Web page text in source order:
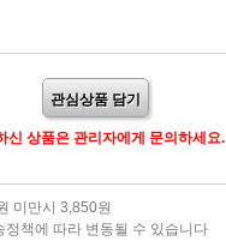
관심상품 담기
신 상품은 관리자에게 문의하세요.
미만시 3,850원
정책에 따라 변동될 수 있습니다